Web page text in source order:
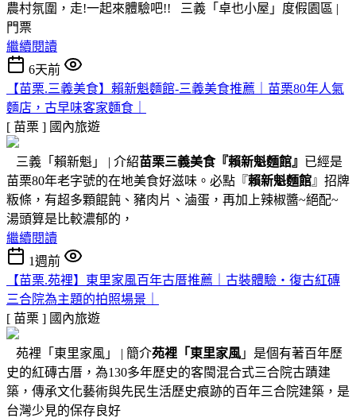
農村氛圍，走!一起來體驗吧!! 三義「卓也小屋」度假園區 |
門票
繼續閱讀
6天前
【苗栗.三義美食】賴新魁麵館-三義美食推薦｜苗栗80年人氣
麵店，古早味客家麵食｜
[ 苗栗 ] 國內旅遊
三義「賴新魁」 | 介紹苗栗三義美食『賴新魁麵館』 已經是
苗栗80年老字號的在地美食好滋味。必點『賴新魁麵館』招牌
粄條，有超多顆餛飩、豬肉片、滷蛋，再加上辣椒醬~絕配~
湯頭算是比較濃郁的，
繼續閱讀
1週前
【苗栗.苑裡】東里家風百年古厝推薦｜古裝體驗・復古紅磚
三合院為主題的拍照場景｜
[ 苗栗 ] 國內旅遊
苑裡「東里家風」 | 簡介苑裡「東里家風 」是個有著百年歷
史的紅磚古厝，為130多年歷史的客閩混合式三合院古蹟建
築，傳承文化藝術與先民生活歷史痕跡的百年三合院建築，是
台灣少見的保存良好